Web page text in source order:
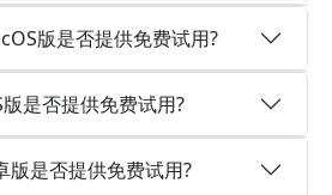
版是否提供免费试用?
是否提供免费试用?
版是否提供免费试用?